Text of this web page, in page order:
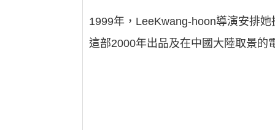
1999年，LeeKwang-hoon導演安排她
這部2000年出品及在中國大陸取景的